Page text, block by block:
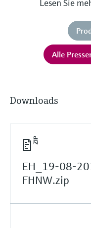
Lesen Sie
Alle
Downloads
EH_19-08-
FHNW.zip